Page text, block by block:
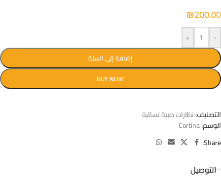
₪200.00
-
+
إضافة إلى السلة
BUY NOW
التصنيف:نظارات طبية نسائية
الوسم:Cortina
Share:
التوصيل